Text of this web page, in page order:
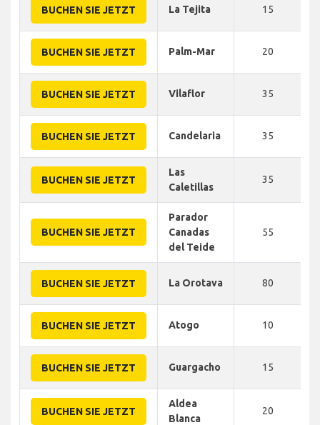
BUCHEN SIE JETZT La Tejita 15
BUCHEN SIE JETZT Palm-Mar 20
BUCHEN SIE JETZT Vilaflor 35
BUCHEN SIE JETZT Candelaria 35
BUCHEN SIE JETZT
Las
Caletillas
35
BUCHEN SIE JETZT
Parador
Canadas
del Teide
55
BUCHEN SIE JETZT La Orotava 80
BUCHEN SIE JETZT Atogo 10
BUCHEN SIE JETZT Guargacho 15
BUCHEN SIE JETZT
Aldea
Blanca
20